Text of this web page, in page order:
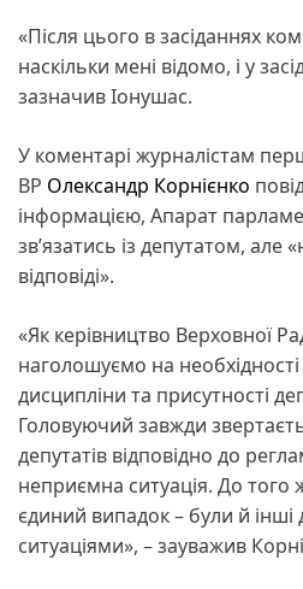
«Після цього в засіданнях
наскільки мені відомо, і у
зазначив Іонушас.
У коментарі журналістам
ВР Олександр Корнієнко
інформацією, Апарат
зв’язатись із депутатом, але
відповіді».
«Як керівництво Верховної
наголошуємо на
дисципліни та присутності
Головуючий завжди
депутатів відповідно до
неприємна ситуація. До
єдиний випадок – були й
ситуаціями», – зауважив